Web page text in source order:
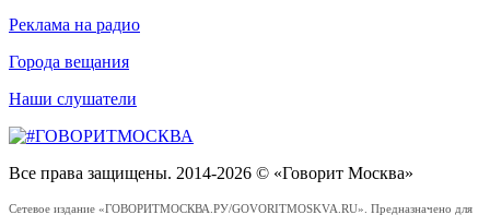
Реклама на радио
Города вещания
Наши слушатели
Все права защищены. 2014-2026 © «Говорит Москва»
Сетевое издание «ГОВОРИТМОСКВА.РУ/GOVORITMOSKVA.RU». Предназначено для